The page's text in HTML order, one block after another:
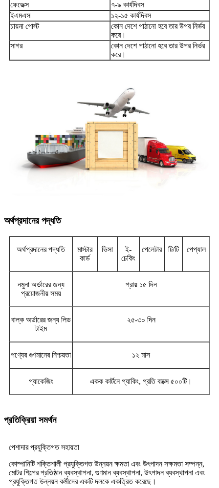
ফেডেক্স
৭-৯ কার্যদিবস
ইএমএস
১২-১৫ কার্যদিবস
চায়না পোস্ট
কোন দেশে পাঠানো হবে তার উপর নির্ভর
করে।
সাগর
কোন দেশে পাঠানো হবে তার উপর নির্ভর
করে।
অর্থপ্রদানের পদ্ধতি
অর্থপ্রদানের পদ্ধতি
মাস্টার
কার্ড
ভিসা
ই-
চেকিং
পেলেটার টি/টি পেপ্যাল
নমুনা অর্ডারের জন্য
প্রয়োজনীয় সময়
প্রায় ১৫ দিন
বাল্ক অর্ডারের জন্য লিড
টাইম
২৫-৩০ দিন
পণ্যের গুণমানের নিশ্চয়তা ১২ মাস
প্যাকেজিং একক কার্টনে প্যাকিং, প্রতি বাক্সে ৫০০টি।
প্রতিক্রিয়া সমর্থন
পেশাদার প্রযুক্তিগত সহায়তা
কোম্পানিটি শক্তিশালী প্রযুক্তিগত উন্নয়ন ক্ষমতা এবং উৎপাদন সক্ষমতা সম্পন্ন,
মোটর শিল্পের প্রতিষ্ঠান ব্যবস্থাপনা, গুণমান ব্যবস্থাপনা, উৎপাদন ব্যবস্থাপনা এবং
প্রযুক্তিগত উন্নয়ন কর্মীদের একটি দলকে একত্রিত করেছে।